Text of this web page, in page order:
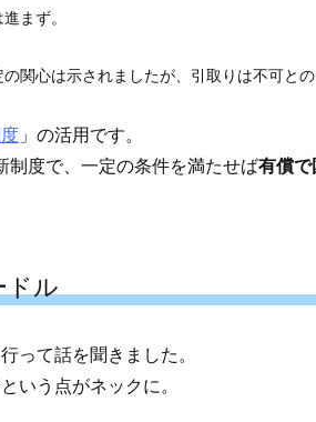
まず。
関心は示されましたが、引取りは不可との
」の活用です。
度で、一定の条件を満たせば有償で
ドル
って話を聞きました。
いう点がネックに。